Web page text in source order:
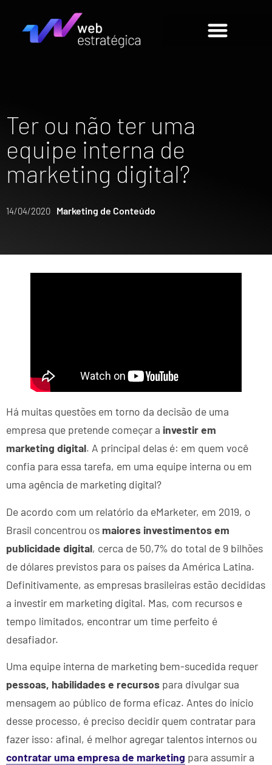
Ter ou não ter uma
equipe interna de
marketing digital?
14/04/2020 Marketing de Conteúdo
Há muitas questões em torno da decisão de uma
empresa que pretende começar a investir em
marketing digital. A principal delas é: em quem você
confia para essa tarefa, em uma equipe interna ou em
uma agência de marketing digital?
De acordo com um relatório da eMarketer, em 2019, o
Brasil concentrou os maiores investimentos em
publicidade digital, cerca de 50,7% do total de 9 bilhões
de dólares previstos para os países da América Latina.
Definitivamente, as empresas brasileiras estão decididas
a investir em marketing digital. Mas, com recursos e
tempo limitados, encontrar um time perfeito é
desafiador.
Uma equipe interna de marketing bem-sucedida requer
pessoas, habilidades e recursos para divulgar sua
mensagem ao público de forma eficaz. Antes do início
desse processo, é preciso decidir quem contratar para
fazer isso: afinal, é melhor agregar talentos internos ou
contratar uma empresa de marketing para assumir a